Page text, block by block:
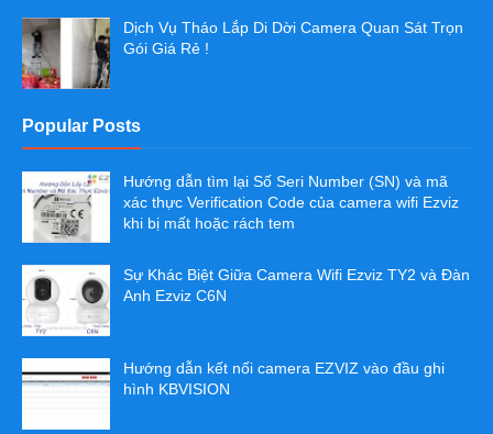
Dịch Vụ Tháo Lắp Di Dời Camera Quan Sát Trọn
Gói Giá Rẻ !
Popular Posts
Hướng dẫn tìm lại Số Seri Number (SN) và mã
xác thực Verification Code của camera wifi Ezviz
khi bị mất hoặc rách tem
Sự Khác Biệt Giữa Camera Wifi Ezviz TY2 và Đàn
Anh Ezviz C6N
Hướng dẫn kết nối camera EZVIZ vào đầu ghi
hình KBVISION